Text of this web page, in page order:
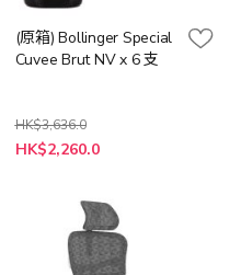
(原箱) Bollinger Special
Cuvee Brut NV x 6 支
HK$3,636.0
特
殊
HK$2,260.0